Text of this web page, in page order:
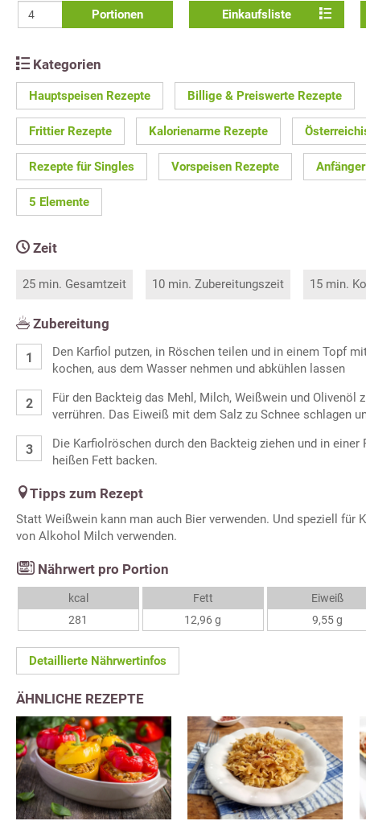
Portionen Einkaufsliste
Kategorien
Hauptspeisen Rezepte Billige & Preiswerte Rezepte
Frittier Rezepte Kalorienarme Rezepte
Rezepte für Singles Vorspeisen Rezepte
5 Elemente
Zeit
25 min. Gesamtzeit 10 min. Zubereitungszeit 15 min.
Zubereitung
Den Karfiol putzen, in Röschen teilen und in einem Topf
kochen, aus dem Wasser nehmen und abkühlen lassen
Für den Backteig das Mehl, Milch, Weißwein und Olivenöl
verrühren. Das Eiweiß mit dem Salz zu Schnee schlagen
Die Karfiolröschen durch den Backteig ziehen und in einer
heißen Fett backen.
Tipps zum Rezept
Statt Weißwein kann man auch Bier verwenden. Und speziell für
von Alkohol Milch verwenden.
Nährwert pro Portion
kcal
281
Fett
12,96 g
Eiweiß
9,55 g
Detaillierte Nährwertinfos
ÄHNLICHE REZEPTE